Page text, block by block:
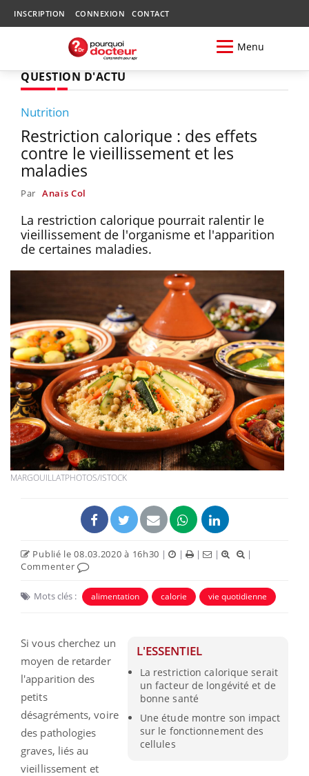
INSCRIPTION CONNEXION CONTACT
Menu
QUESTION D'ACTU
Nutrition
Restriction calorique : des effets
contre le vieillissement et les
maladies
Par Anaïs Col
La restriction calorique pourrait ralentir le
vieillissement de l'organisme et l'apparition
de certaines maladies.
MARGOUILLATPHOTOS/ISTOCK
Publié le 08.03.2020 à 16h30 | | | |
|
Commenter
Mots clés : alimentation calorie vie quotidienne
L'ESSENTIEL
La restriction calorique serait
un facteur de longévité et de
bonne santé
Une étude montre son impact
sur le fonctionnement des
cellules
Si vous cherchez un
moyen de retarder
l'apparition des
petits
désagréments, voire
des pathologies
graves, liés au
vieillissement et